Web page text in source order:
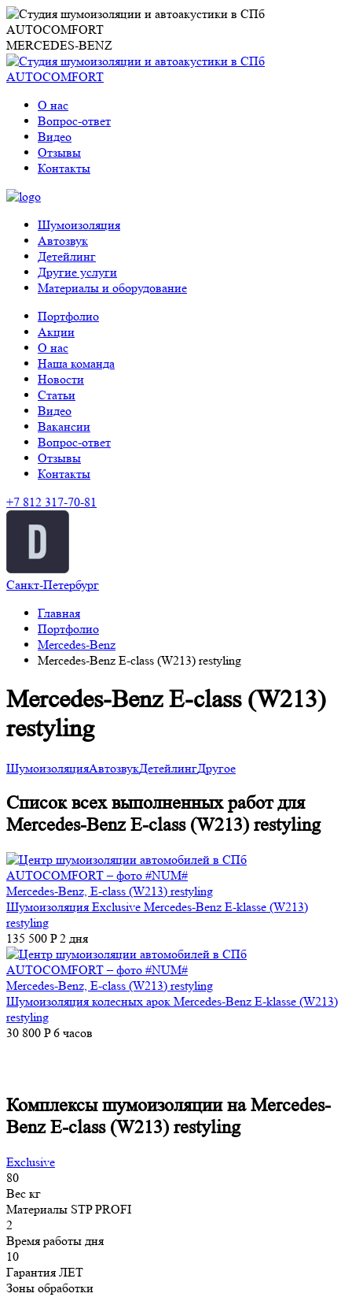
MERCEDES-BENZ
О нас
Вопрос-ответ
Видео
Отзывы
Контакты
Шумоизоляция
Автозвук
Детейлинг
Другие услуги
Материалы и оборудование
Портфолио
Акции
О нас
Наша команда
Новости
Статьи
Видео
Вакансии
Вопрос-ответ
Отзывы
Контакты
+7 812 317-70-81
Санкт-Петербург
Главная
Портфолио
Mercedes-Benz
Mercedes-Benz E-class (W213) restyling
Mercedes-Benz E-class (W213)
restyling
ШумоизоляцияАвтозвукДетейлингДругое
Список всех выполненных работ для
Mercedes-Benz E-class (W213) restyling
Mercedes-Benz, E-class (W213) restyling
Шумоизоляция Exclusive Mercedes-Benz E-klasse (W213)
restyling
135 500 P 2 дня
Mercedes-Benz, E-class (W213) restyling
Шумоизоляция колесных арок Mercedes-Benz E-klasse (W213)
restyling
30 800 P 6 часов
Комплексы шумоизоляции на Mercedes-
Benz E-class (W213) restyling
Exclusive
80
Вес кг
Материалы STP PROFI
2
Время работы дня
10
Гарантия ЛЕТ
Зоны обработки